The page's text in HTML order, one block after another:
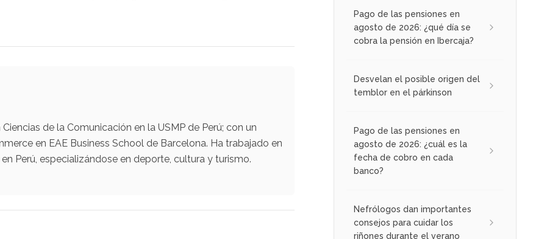
de la Comunicación en la USMP de Perú; con un
en EAE Business School de Barcelona. Ha trabajado en
Perú, especializándose en deporte, cultura y turismo.
Pago de las pensiones en
agosto de 2026: ¿qué día se
cobra la pensión en Ibercaja?
Desvelan el posible origen del
temblor en el párkinson
Pago de las pensiones en
agosto de 2026: ¿cuál es la
fecha de cobro en cada
banco?
Nefrólogos dan importantes
consejos para cuidar los
riñones durante el verano